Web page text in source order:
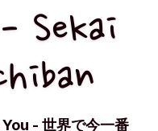
Sekai
- 世界で今一番